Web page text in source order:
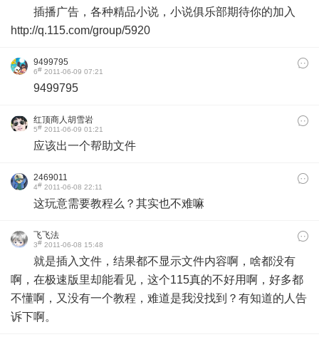
插播广告，各种精品小说，小说俱乐部期待你的加入
http://q.115.com/group/5920
9499795
6# 2011-06-09 07:21
9499795
红顶商人胡雪岩
5# 2011-06-09 01:21
应该出一个帮助文件
2469011
4# 2011-06-08 22:11
这玩意需要教程么？其实也不难嘛
飞飞法
3# 2011-06-08 15:48
就是插入文件，结果都不显示文件内容啊，啥都没有
啊，在极速版里却能看见，这个115真的不好用啊，好多都
不懂啊，又没有一个教程，难道是我没找到？有知道的人告
诉下啊。